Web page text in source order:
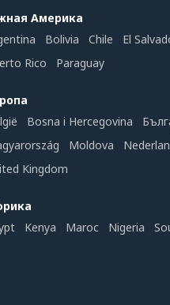
Америка
Bolivia Chile El
Rico
Paraguay
Bosna i Hercegovina
Moldova
Kingdom
Kenya Maroc Nigeria